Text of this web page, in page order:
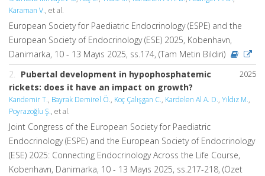
Karaman V., et al.
European Society for Paediatric Endocrinology (ESPE) and the
European Society of Endocrinology (ESE) 2025, Kobenhavn,
Danimarka, 10 - 13 Mayıs 2025, ss.174, (Tam Metin Bildiri)
2025
2.
Pubertal development in hypophosphatemic
rickets: does it have an impact on growth?
Kandemir T., Bayrak Demirel Ö., Koç Çalışgan C., Kardelen Al A. D., Yıldız M.,
Poyrazoğlu Ş., et al.
Joint Congress of the European Society for Paediatric
Endocrinology (ESPE) and the European Society of Endocrinology
(ESE) 2025: Connecting Endocrinology Across the Life Course,
Kobenhavn, Danimarka, 10 - 13 Mayıs 2025, ss.217-218, (Özet